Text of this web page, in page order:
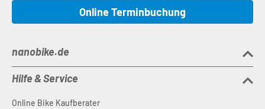
Online Terminbuchung
nanobike.de
Hilfe & Service
Online Bike Kaufberater